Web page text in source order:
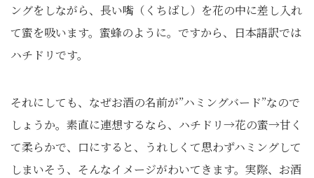
ングをしながら、長い嘴（くちばし）を花の中に差し入れ
て蜜を吸います。蜜蜂のように。ですから、日本語訳では
ハチドリです。
それにしても、なぜお酒の名前が”ハミングバード”なので
しょうか。素直に連想するなら、ハチドリ→花の蜜→甘く
て柔らかで、口にすると、うれしくて思わずハミングして
しまいそう、そんなイメージがわいてきます。実際、お酒